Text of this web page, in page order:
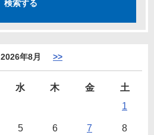
2026年8月 >>
水 木 金
土
1
5 6 7 8